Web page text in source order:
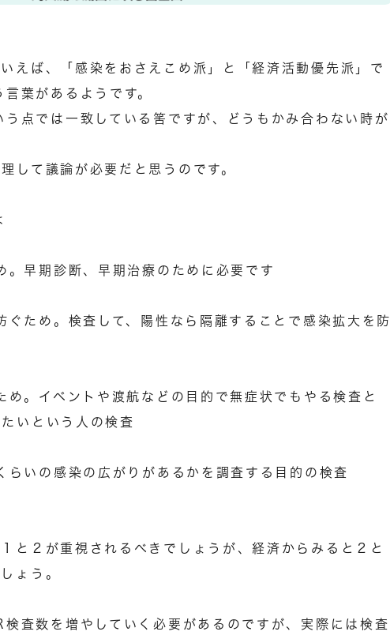
えば、「感染をおさえこめ派」と「経済活動優先派」で
葉があるようです。
点では一致している筈ですが、どうもかみ合わない時が
して議論が必要だと思うのです。
早期診断、早期治療のために必要です
ため。検査して、陽性なら隔離することで感染拡大を防
。イベントや渡航などの目的で無症状でもやる検査と
いという人の検査
いの感染の広がりがあるかを調査する目的の検査
と２が重視されるべきでしょうが、経済からみると２と
ょう。
査数を増やしていく必要があるのですが、実際には検査